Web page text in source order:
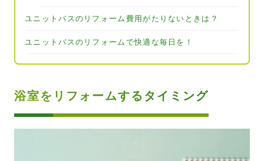
ユニットバスのリフォーム費用がたりないときは？
ユニットバスのリフォームで快適な毎日を！
浴室をリフォームするタイミング